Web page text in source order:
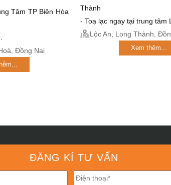
Tâm TP Biên Hòa
Đồng Nai
Thành
- Toạ lạc ngay tại trung tâm
Lộc An, Long Thành,
Xem thêm...
ĐĂNG KÍ TƯ VẤN